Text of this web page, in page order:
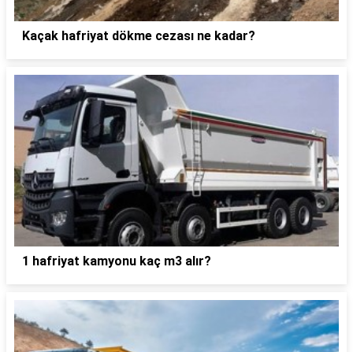
Kaçak hafriyat dökme cezası ne kadar?
1 hafriyat kamyonu kaç m3 alır?